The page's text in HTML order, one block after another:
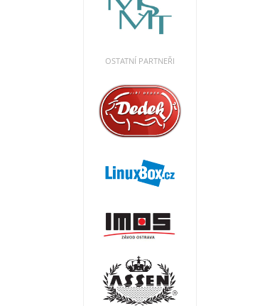
OSTATNÍ PARTNEŘI